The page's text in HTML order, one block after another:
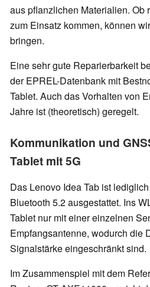
aus pflanzlichen Materialien. Ob
zum Einsatz kommen, können
bringen.
Eine sehr gute Reparierbarkeit
der EPREL-Datenbank mit
Tablet. Auch das Vorhalten von
Jahre ist (theoretisch) geregelt.
Kommunikation und
Tablet mit 5G
Das Lenovo Idea Tab ist
Bluetooth 5.2 ausgestattet. Ins
Tablet nur mit einer einzelnen
Empfangsantenne, wodurch die
Signalstärke eingeschränkt sind.
Im Zusammenspiel mit dem